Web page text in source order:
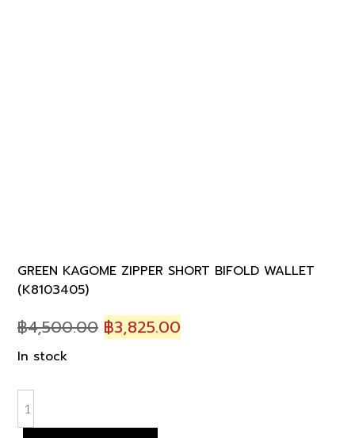
GREEN KAGOME ZIPPER SHORT BIFOLD WALLET
(K8103405)
฿4,500.00 Original
฿3,825.00
In stock
KAGOME